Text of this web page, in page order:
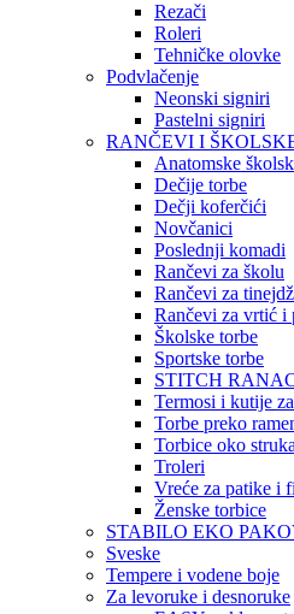
Rezači
Roleri
Tehničke olovke
Podvlačenje
Neonski signiri
Pastelni signiri
RANČEVI I
Anatomske
Dečije torbe
Dečji koferčići
Novčanici
Poslednji komadi
Rančevi za školu
Rančevi za
Rančevi za vrtić i
Školske torbe
Sportske torbe
STITCH
Termosi i kutije
Torbe preko
Torbice oko struka
Troleri
Vreće za patike i
Ženske torbice
STABILO EKO
Sveske
Tempere i vodene boje
Za levoruke i desnoruke